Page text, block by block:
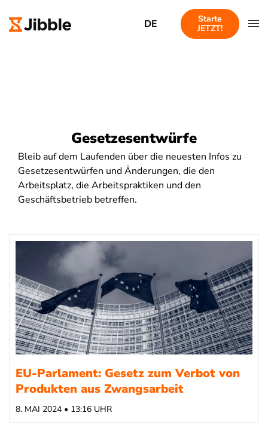
DE
Starte
JETZT!
Gesetzesentwürfe
Bleib auf dem Laufenden über die neuesten Infos zu
Gesetzesentwürfen und Änderungen, die den
Arbeitsplatz, die Arbeitspraktiken und den
Geschäftsbetrieb betreffen.
EU-Parlament: Gesetz zum Verbot von
Produkten aus Zwangsarbeit
8. MAI 2024 • 13:16 UHR